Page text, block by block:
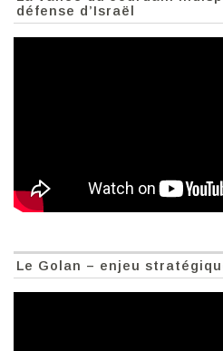
défense d’Israël
Le Golan – enjeu